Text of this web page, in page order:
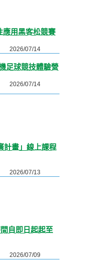
應用黑客松競賽
2026/07/14
足球競技體驗營
2026/07/14
計畫」線上課程
2026/07/13
自即日起起至
2026/07/09